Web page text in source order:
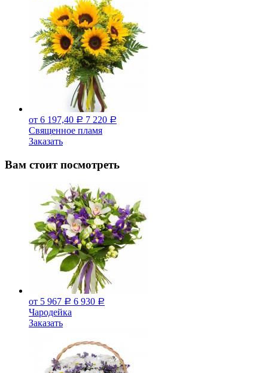
от 6 197,40 Р 7 220 Р
Священное пламя
Заказать
Вам стоит посмотреть
от 5 967 Р 6 930 Р
Чародейка
Заказать